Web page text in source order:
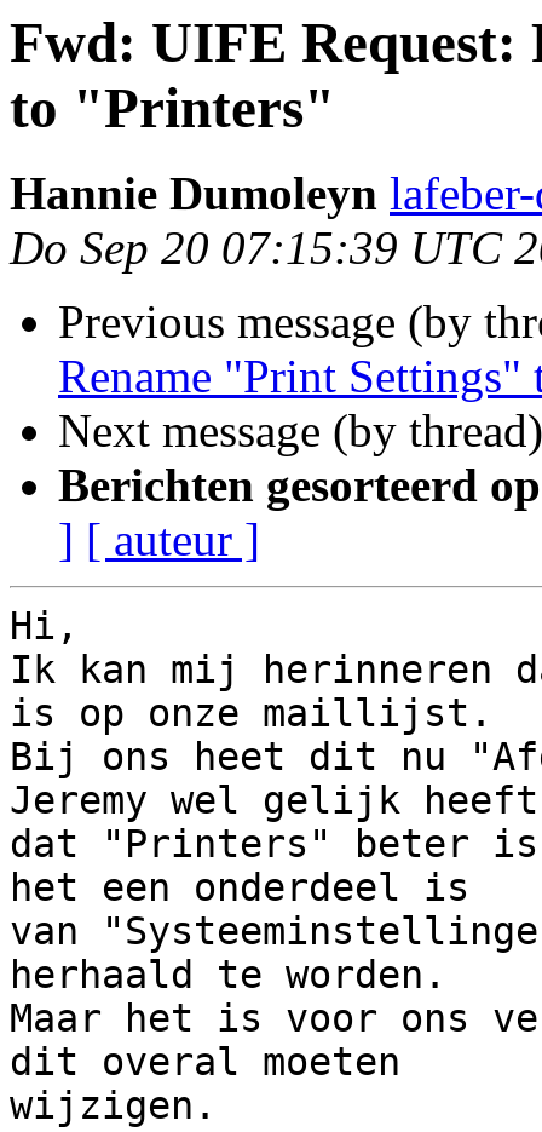
Fwd: UIFE
to "Printers"
Hannie Dumoleyn
Do Sep 20 07:15:39 UTC
Previous message (by
Rename "Print
Next message (by
Berichten gesorteerd
] [ auteur ]
Hi,
Ik kan mij herinneren
is op onze maillijst.
Bij ons heet dit nu
Jeremy wel gelijk
dat "Printers" beter is
het een onderdeel is
van
herhaald te worden.
Maar het is voor ons
dit overal moeten
wijzigen.